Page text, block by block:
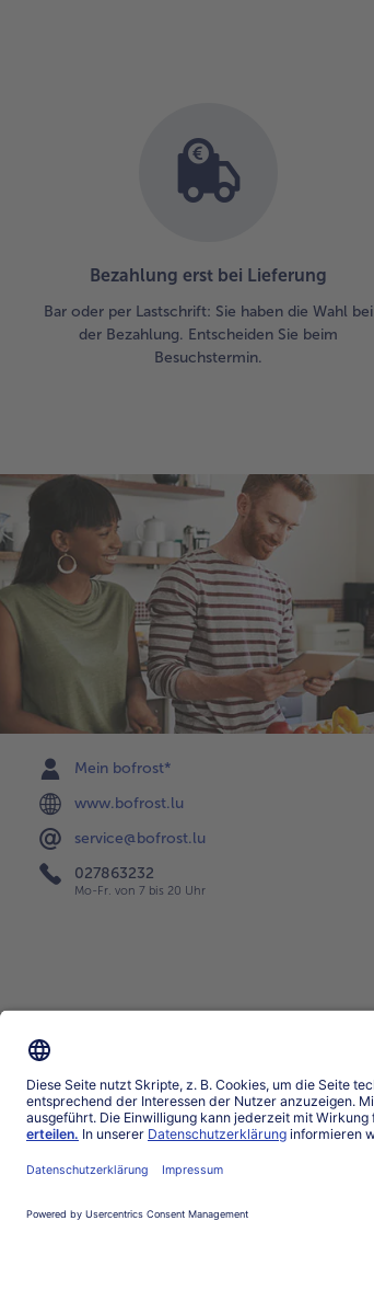
Bezahlung erst bei Lieferung
Bar oder per Lastschrift: Sie haben die Wahl bei
der Bezahlung. Entscheiden Sie beim
Besuchstermin.
Mein bofrost*
www.bofrost.lu
service@bofrost.lu
027863232
Mo-Fr. von 7 bis 20 Uhr